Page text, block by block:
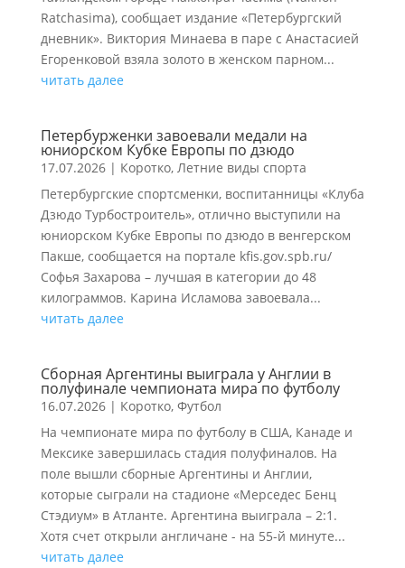
Ratchasima), сообщает издание «Петербургский
дневник». Виктория Минаева в паре с Анастасией
Егоренковой взяла золото в женском парном...
читать далее
Петербурженки завоевали медали на
юниорском Кубке Европы по дзюдо
17.07.2026| Коротко, Летние виды спорта
Петербургские спортсменки, воспитанницы «Клуба
Дзюдо Турбостроитель», отлично выступили на
юниорском Кубке Европы по дзюдо в венгерском
Пакше, сообщается на портале kfis.gov.spb.ru/
Софья Захарова – лучшая в категории до 48
килограммов. Карина Исламова завоевала...
читать далее
Сборная Аргентины выиграла у Англии в
полуфинале чемпионата мира по футболу
16.07.2026| Коротко, Футбол
На чемпионате мира по футболу в США, Канаде и
Мексике завершилась стадия полуфиналов. На
поле вышли сборные Аргентины и Англии,
которые сыграли на стадионе «Мерседес Бенц
Стэдиум» в Атланте. Аргентина выиграла – 2:1.
Хотя счет открыли англичане - на 55-й минуте...
читать далее